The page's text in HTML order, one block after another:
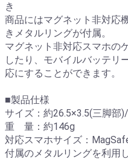
き
商品にはマグネット非対応
きメタルリングが付属。
マグネット非対応スマホの
したり、モバイルバッテリ
応にすることができます。
■製品仕様
サイズ：約26.5×3.5(三脚部
重 量：約146g
対応スマホサイズ：
付属のメタルリングを利用